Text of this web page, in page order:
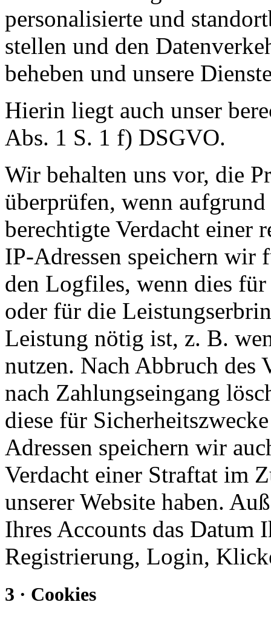
personalisierte und
stellen und den
beheben und unsere
Hierin liegt auch unser
Abs. 1 S. 1 f) DSGVO.
Wir behalten uns vor, die
überprüfen, wenn
berechtigte Verdacht einer
IP-Adressen speichern wir
den Logfiles, wenn dies
oder für die
Leistung nötig ist, z. B.
nutzen. Nach Abbruch des
nach Zahlungseingang
diese für
Adressen speichern wir
Verdacht einer Straftat im
unserer Website haben.
Ihres Accounts das Datum
Registrierung, Login,
3 · Cookies